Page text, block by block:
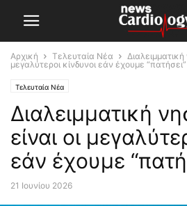
Αρχική Τελευταία Νέα
Διαλειμματική
μεγαλύτεροι κίνδυνοι εάν έχουμε
Τελευταία Νέα
Διαλειμματική
είναι οι
εάν έχουμε
21 Ιουνίου 2026